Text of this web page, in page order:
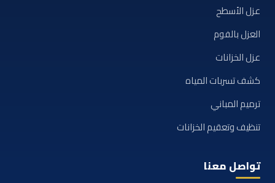
عزل الأسطح
العزل بالفوم
عزل الخزانات
كشف تسربات المياه
ترميم المباني
تنظيف وتعقيم الخزانات
تواصل معنا